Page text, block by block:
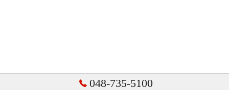
048-735-5100